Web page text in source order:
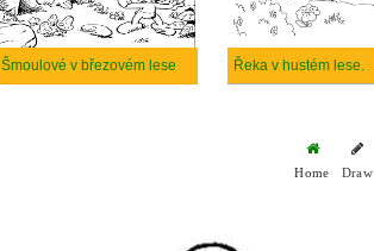
Šmoulové v březovém lese Řeka v hustém lese.
Home Draw